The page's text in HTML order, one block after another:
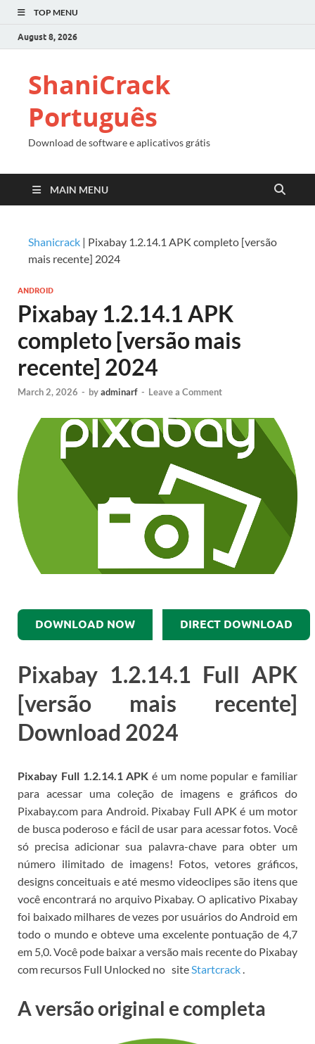
TOP MENU
August 8, 2026
ShaniCrack
Português
Download de software e aplicativos grátis
MAIN MENU
Shanicrack | Pixabay 1.2.14.1 APK completo [versão
mais recente] 2024
ANDROID
Pixabay 1.2.14.1 APK
completo [versão mais
recente] 2024
March 2, 2026 - byadminarf - Leave a Comment
DOWNLOAD NOW DIRECT DOWNLOAD
Pixabay 1.2.14.1 Full APK
[versão mais recente]
Download 2024
Pixabay Full 1.2.14.1 APK é um nome popular e familiar
para acessar uma coleção de imagens e gráficos do
Pixabay.com para Android. Pixabay Full APK é um motor
de busca poderoso e fácil de usar para acessar fotos. Você
só precisa adicionar sua palavra-chave para obter um
número ilimitado de imagens! Fotos, vetores gráficos,
designs conceituais e até mesmo videoclipes são itens que
você encontrará no arquivo Pixabay.O aplicativo Pixabay
foi baixado milhares de vezes por usuários do Android em
todo o mundo e obteve uma excelente pontuação de 4,7
em 5,0.Você pode baixar a versão mais recente do Pixabay
com recursos Full Unlocked no siteStartcrack.
A versão original e completa